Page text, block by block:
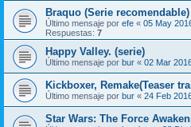
Braquo (Serie recomendable)
Último mensaje por efe « 05 May
Respuestas: 7
Happy Valley. (serie)
Último mensaje por bur « 02 Mar
Kickboxer, Remake(Teaser
Último mensaje por bur « 24 Feb
Star Wars: The Force